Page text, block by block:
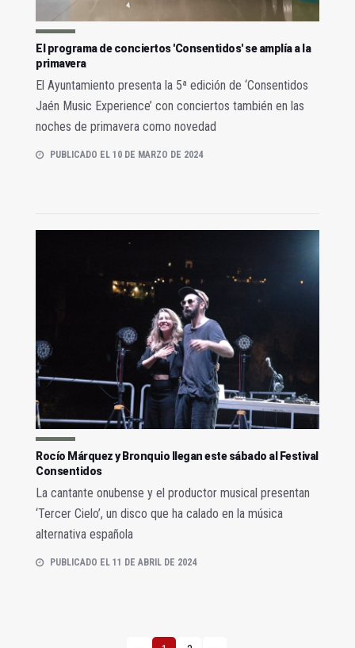
El programa de conciertos 'Consentidos' se amplía a la
primavera
El Ayuntamiento presenta la 5ª edición de ‘Consentidos
Jaén Music Experience’ con conciertos también en las
noches de primavera como novedad
PUBLICADO EL 10 DE MARZO DE 2024
Rocío Márquez y Bronquio llegan este sábado al Festival
Consentidos
La cantante onubense y el productor musical presentan
‘Tercer Cielo’, un disco que ha calado en la música
alternativa española
PUBLICADO EL 11 DE ABRIL DE 2024